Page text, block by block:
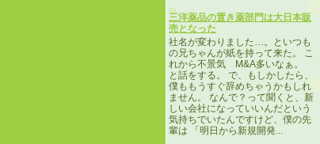
三洋薬品の置き薬部門は大日本販
売となった
社名が変わりました…。といつも
の兄ちゃんが紙を持って来た。 こ
れから不景気 M&A多いなぁ。
と話をする。 で、もしかしたら、
僕ももうすぐ辞めちゃうかもしれ
ません。 なんで？って聞くと、新
しい会社になっていいんだという
気持ちでいたんですけど、僕の先
輩は 「明日から新規開発...